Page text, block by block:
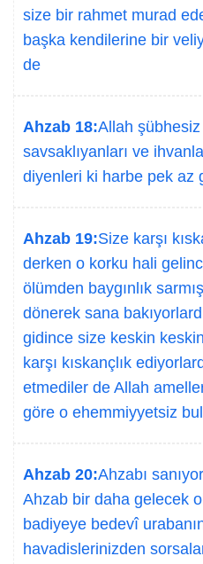
size bir rahmet murad
başka kendilerine bir
de
Ahzab 18:Allah
savsaklıyanları ve
diyenleri ki harbe pek az
Ahzab 19:Size karşı
derken o korku hali
ölümden baygınlık
dönerek sana
gidince size keskin
karşı kıskançlık
etmediler de Allah
göre o ehemmiyyetsiz
Ahzab 20:Ahzabı
Ahzab bir daha gelecek
badiyeye bedevî
havadislerinizden